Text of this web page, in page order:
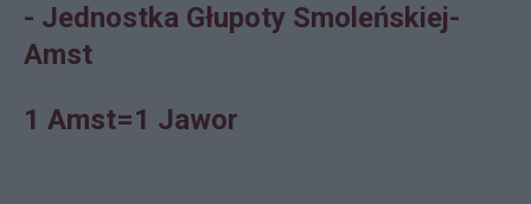
- Jednostka Głupoty Smoleńskiej-
Amst
1 Amst=1 Jawor